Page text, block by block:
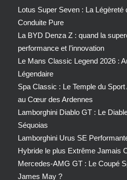
Lotus Super Seven : La Légèreté
Conduite Pure
La BYD Denza Z : quand la
performance et l’innovation
Le Mans Classic Legend 2026 :
Légendaire
Spa Classic : Le Temple du
au Cœur des Ardennes
Lamborghini Diablo GT : Le
Séquoias
Lamborghini Urus SE
Hybride le plus Extrême Jamais
Mercedes-AMG GT : Le Coupé
James May ?